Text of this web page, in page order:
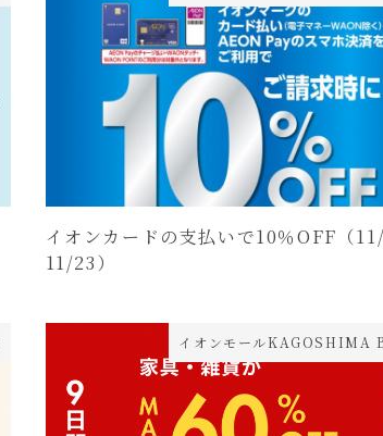
イオンカードの支払いで10％OFF（
11/23）
イオンモールKAGOSHIMA